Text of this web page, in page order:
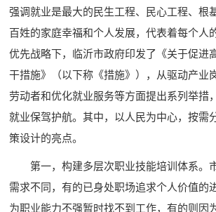
强调就业是最大的民生工程、民心工程、根
百姓的家庭幸福和个人发展，代表着每个人
优先战略下，临沂市政府印发了《关于促进
干措施》（以下称《措施》），从驱动产业
劳动者和优化就业服务等方面提出系列举措
就业保驾护航。其中，以人民为中心，按需
策设计的亮点。
第一，构建多层次职业技能培训体系。
需求不同，有的已身处职场追求个人价值的
为职业能力不强暂时找不到工作，有的则因